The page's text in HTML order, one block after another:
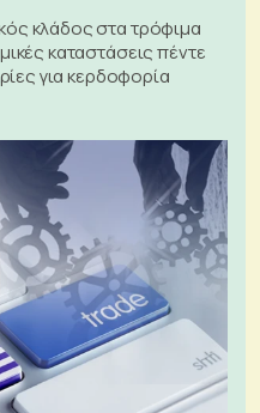
κλάδος στα τρόφιμα
καταστάσεις πέντε
για κερδοφορία